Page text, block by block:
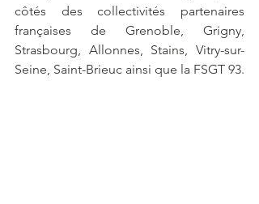
côtés des collectivités partenaires
françaises de Grenoble, Grigny,
Strasbourg, Allonnes, Stains, Vitry-sur-
Seine, Saint-Brieuc ainsi que la FSGT 93.